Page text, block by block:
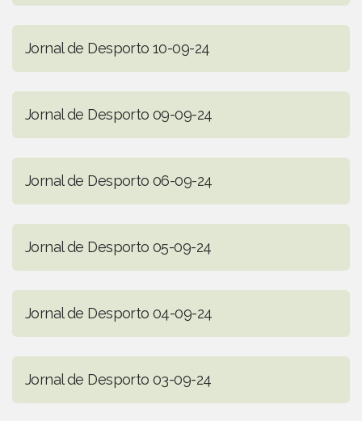
Jornal de Desporto 10-09-24
Jornal de Desporto 09-09-24
Jornal de Desporto 06-09-24
Jornal de Desporto 05-09-24
Jornal de Desporto 04-09-24
Jornal de Desporto 03-09-24